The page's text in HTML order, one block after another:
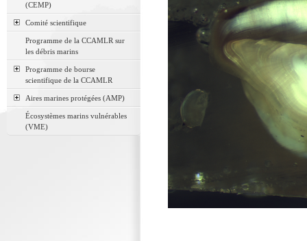
(CEMP)
Comité scientifique
Programme de la CCAMLR sur
les débris marins
Programme de bourse
scientifique de la CCAMLR
Aires marines protégées (AMP)
Écosystèmes marins vulnérables
(VME)